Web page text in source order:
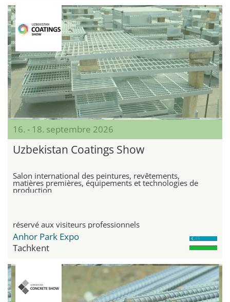
16. - 18. septembre 2026
Uzbekistan Coatings Show
Salon international des peintures, revêtements,
matières premières, équipements et technologies de
production
réservé aux visiteurs professionnels
Anhor Park Expo
Tachkent